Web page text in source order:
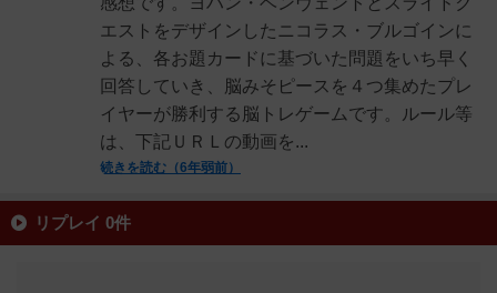
エストをデザインしたニコラス・ブルゴインに
よる、各お題カードに基づいた問題をいち早く
回答していき、脳みそピースを４つ集めたプレ
イヤーが勝利する脳トレゲームです。ルール等
は、下記ＵＲＬの動画を...
続きを読む（6年弱前）
リプレイ 0件